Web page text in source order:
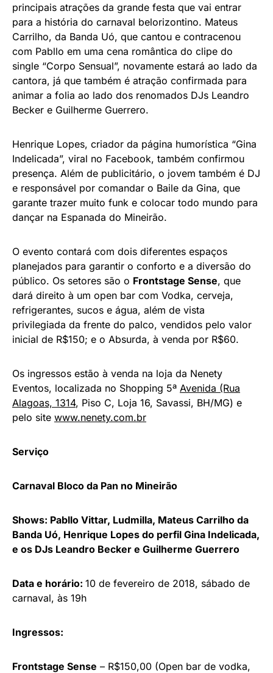
principais atrações da grande festa que vai entrar
para a história do carnaval belorizontino. Mateus
Carrilho, da Banda Uó, que cantou e contracenou
com Pabllo em uma cena romântica do clipe do
single “Corpo Sensual”, novamente estará ao lado da
cantora, já que também é atração confirmada para
animar a folia ao lado dos renomados DJs Leandro
Becker e Guilherme Guerrero.
Henrique Lopes, criador da página humorística “Gina
Indelicada”, viral no Facebook, também confirmou
presença. Além de publicitário, o jovem também é DJ
e responsável por comandar o Baile da Gina, que
garante trazer muito funk e colocar todo mundo para
dançar na Espanada do Mineirão.
O evento contará com dois diferentes espaços
planejados para garantir o conforto e a diversão do
público. Os setores são o Frontstage Sense, que
dará direito à um open bar com Vodka, cerveja,
refrigerantes, sucos e água, além de vista
privilegiada da frente do palco, vendidos pelo valor
inicial de R$150; e o Absurda, à venda por R$60.
Os ingressos estão à venda na loja da Nenety
Eventos, localizada no Shopping 5ª Avenida (Rua
Alagoas, 1314, Piso C, Loja 16, Savassi, BH/MG) e
pelo site www.nenety.com.br
Serviço
Carnaval Bloco da Pan no Mineirão
Shows: Pabllo Vittar, Ludmilla, Mateus Carrilho da
Banda Uó, Henrique Lopes do perfil Gina Indelicada,
e os DJs Leandro Becker e Guilherme Guerrero
Data e horário: 10 de fevereiro de 2018, sábado de
carnaval, às 19h
Ingressos:
Frontstage Sense – R$150,00 (Open bar de vodka,